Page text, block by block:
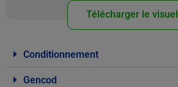
Télécharger le visuel
Conditionnement
Gencod